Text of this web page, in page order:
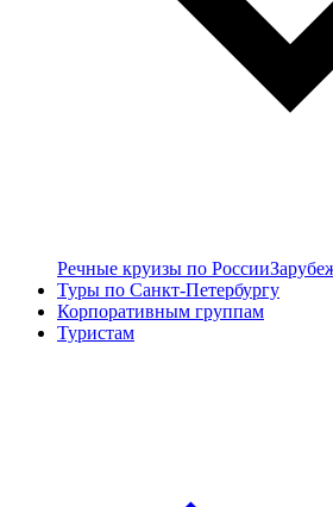
Речные круизы по России
Туры по Санкт-Петербургу
Корпоративным группам
Туристам